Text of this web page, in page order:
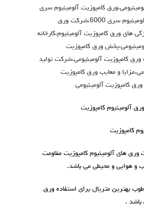
کامپوزیت آلومینیوم سری
1000،ورق کامپوزیت آلومینیوم سری 6000،شرکت ورق
های ورق کامپوزیت آلومینیوم،کارخانه
ورق کامپوزیت
ورق کامپوزیت آلومینیومی،شرکت تولید
و معایب ورق کامپوزیت
کامپوزیت آلومینیومی
آلومینیوم کامپوزیت
کامپوزیت
های آلومینیوم کامپوزیت مقاومت
آب و هوایی و محیطی می باشد.
بهترین متریال برای استفاده ورق
باشد .